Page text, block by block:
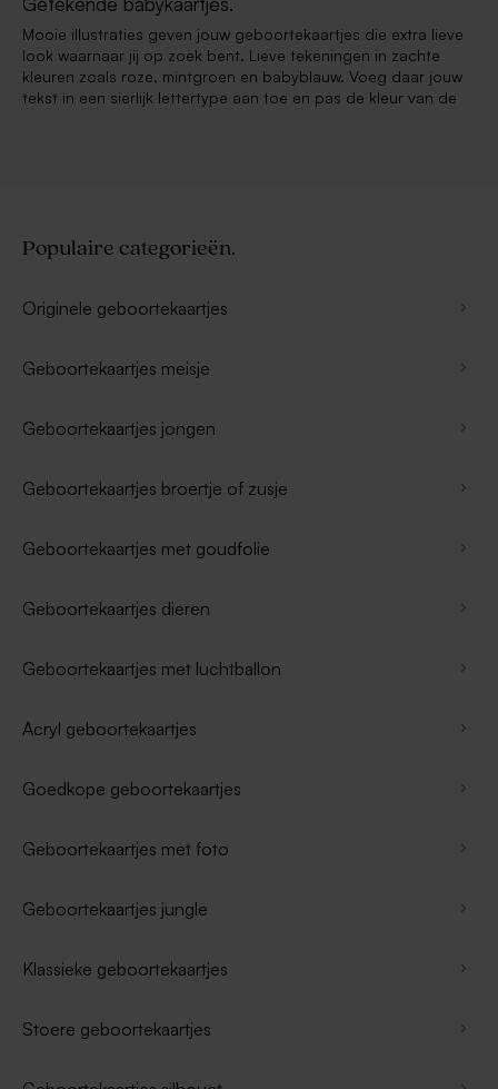
Mooie illustraties geven jouw geboortekaartjes die extra lieve
look waarnaar jij op zoek bent. Lieve tekeningen in zachte
kleuren zoals roze, mintgroen en babyblauw. Voeg daar jouw
tekst in een sierlijk lettertype aan toe en pas de kleur van de
Populaire categorieën.
Originele geboortekaartjes
Geboortekaartjes meisje
Geboortekaartjes jongen
Geboortekaartjes broertje of zusje
Geboortekaartjes met goudfolie
Geboortekaartjes dieren
Geboortekaartjes met luchtballon
Acryl geboortekaartjes
Goedkope geboortekaartjes
Geboortekaartjes met foto
Geboortekaartjes jungle
Klassieke geboortekaartjes
Stoere geboortekaartjes